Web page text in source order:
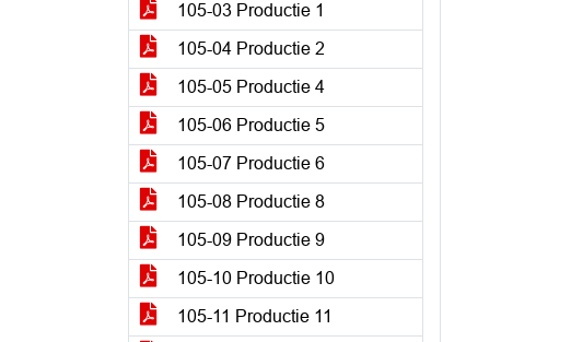
105-03 Productie 1
105-04 Productie 2
105-05 Productie 4
105-06 Productie 5
105-07 Productie 6
105-08 Productie 8
105-09 Productie 9
105-10 Productie 10
105-11 Productie 11